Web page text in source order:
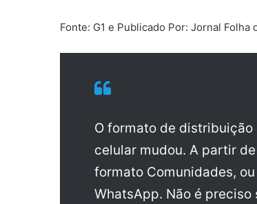
Fonte: G1 e Publicado Por: Jornal
O formato de
celular mudou. A partir
formato Comunidades,
WhatsApp. Não é